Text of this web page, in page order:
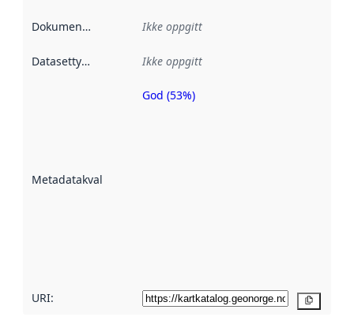
Dokumentasjon Ikke oppgitt
Datasettype Ikke oppgitt
Metadatakvalitet
Metadatakvalitet
God (53%)
URI: